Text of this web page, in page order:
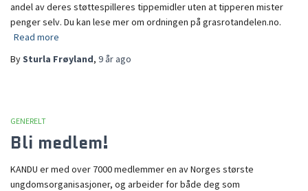
andel av deres støttespilleres tippemidler uten at tipperen mister
penger selv. Du kan lese mer om ordningen på grasrotandelen.no.
Read more
BySturla Frøyland, 9 år ago
GENERELT
Bli medlem!
KANDU er med over 7000 medlemmer en av Norges største
ungdomsorganisasjoner, og arbeider for både deg som